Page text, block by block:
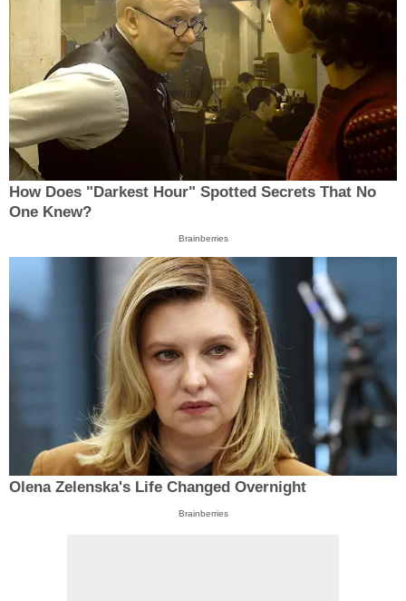
How Does "Darkest Hour" Spotted Secrets That No
One Knew?
Brainberries
Olena Zelenska's Life Changed Overnight
Brainberries